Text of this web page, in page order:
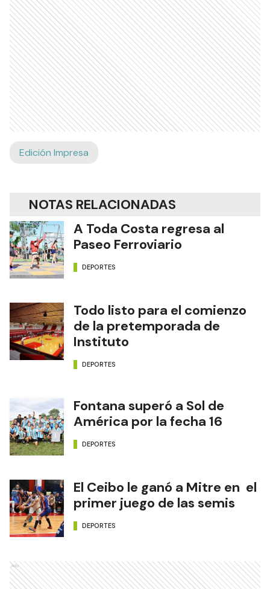
Edición Impresa
NOTAS RELACIONADAS
A Toda Costa regresa al
Paseo Ferroviario
DEPORTES
Todo listo para el comienzo
de la pretemporada de
Instituto
DEPORTES
Fontana superó a Sol de
América por la fecha 16
DEPORTES
El Ceibo le ganó a Mitre en el
primer juego de las semis
DEPORTES
Ads